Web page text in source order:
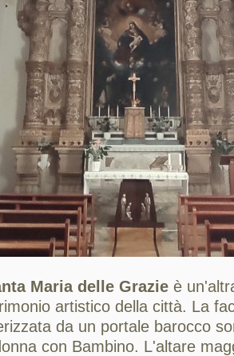
Maria delle Grazie è
artistico della città. La
da un portale barocco
con Bambino. L'altare